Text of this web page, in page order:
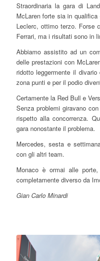
Straordinaria la gara di
McLaren forte sia in
Leclerc, ottimo terzo. Forse
Ferrari, ma i risultati sono in
Abbiamo assistito ad un
delle prestazioni con
ridotto leggermente il
zona punti e per il podio
Certamente la Red Bull e
Senza problemi giravano
rispetto alla concorrenza.
gara nonostante il problema.
Mercedes, sesta e
con gli altri team.
Monaco è ormai alle
completamente diverso da
Gian Carlo Minardi